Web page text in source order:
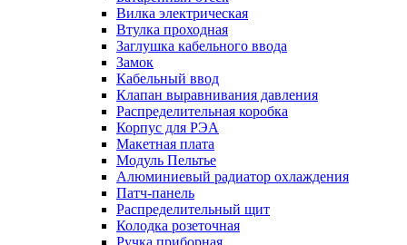
Вилка электрическая
Втулка проходная
Заглушка кабельного ввода
Замок
Кабельный ввод
Клапан выравнивания давления
Распределительная коробка
Корпус для РЭА
Макетная плата
Модуль Пельтье
Алюминиевый радиатор охлаждения
Патч-панель
Распределительный щит
Колодка розеточная
Ручка приборная